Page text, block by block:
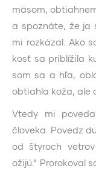
mäsom,
a spoznáte, že ja
mi rozkázal. Ako
kosť sa priblížila
som sa a hľa,
obtiahla koža, ale
Vtedy mi
človeka. Povedz
od štyroch
ožijú.“ Prorokoval